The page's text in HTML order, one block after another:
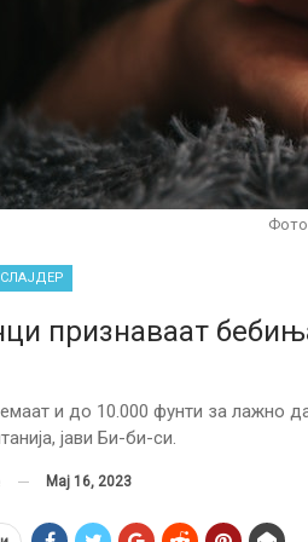
СЛАЈДЕР
признаваат
и до 10.000 фунти за лажно
јави Би-би-си.
Мај 16, 2023